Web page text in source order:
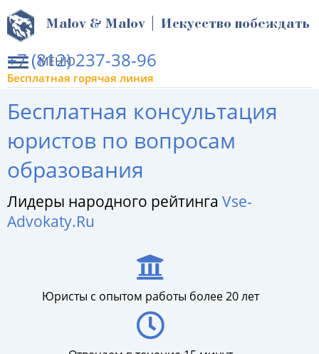
МЕНЮ
Malov & Malov | Искусство побеждать
+7 (812) 237-38-96
Бесплатная горячая линия
Бесплатная консультация
юристов по вопросам
образования
Лидеры народного рейтинга Vse-
Advokaty.Ru
Юристы с опытом работы более 20 лет